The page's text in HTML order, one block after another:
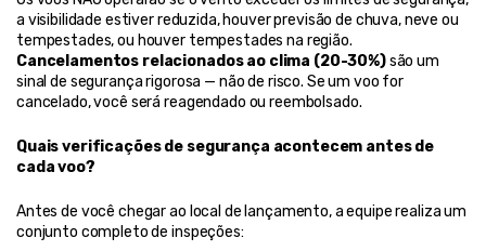
a visibilidade estiver reduzida, houver previsão de chuva, neve ou
Cancelamentos relacionados ao clima (20-30%) são um
sinal de segurança rigorosa — não de risco. Se um voo for
cancelado, você será reagendado ou reembolsado.
Quais verificações de segurança acontecem antes de
cada voo?
Antes de você chegar ao local de lançamento, a equipe realiza um
conjunto completo de inspeções: